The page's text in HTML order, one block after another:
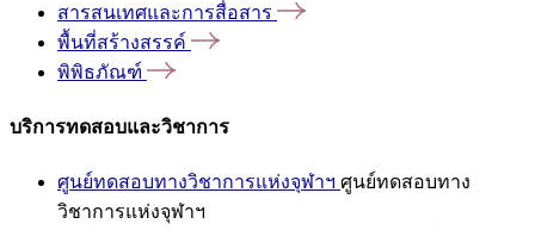
สารสนเทศและการสื่อสาร
พื้นที่สร้างสรรค์
พิพิธภัณฑ์
บริการทดสอบและวิชาการ
ศูนย์ทดสอบทางวิชาการแห่งจุฬาฯ ศูนย์ทดสอบทาง
วิชาการแห่งจุฬาฯ